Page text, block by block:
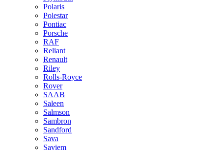
Polaris
Polestar
Pontiac
Porsche
RAF
Reliant
Renault
Riley
Rolls-Royce
Rover
SAAB
Saleen
Salmson
Sambron
Sandford
Sava
Saviem